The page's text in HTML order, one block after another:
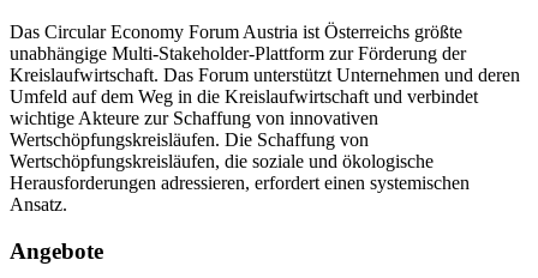
Das Circular Economy Forum Austria ist Österreichs größte
unabhängige Multi-Stakeholder-Plattform zur Förderung der
Kreislaufwirtschaft. Das Forum unterstützt Unternehmen und deren
Umfeld auf dem Weg in die Kreislaufwirtschaft und verbindet
wichtige Akteure zur Schaffung von innovativen
Wertschöpfungskreisläufen. Die Schaffung von
Wertschöpfungskreisläufen, die soziale und ökologische
Herausforderungen adressieren, erfordert einen systemischen
Ansatz.
Angebote